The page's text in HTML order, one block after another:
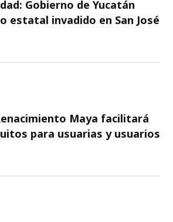
Gobierno de Yucatán
estatal invadido en San José
Maya facilitará
para usuarias y usuarios